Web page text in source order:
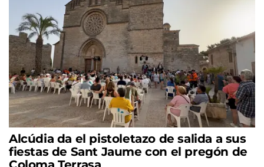
Alcúdia da el pistoletazo de salida a sus
fiestas de Sant Jaume con el pregón de